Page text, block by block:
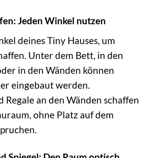
Jeden Winkel nutzen
deines Tiny Hauses, um
Unter dem Bett, in den
in den Wänden können
eingebaut werden.
Regale an den Wänden schaffen
ohne Platz auf dem